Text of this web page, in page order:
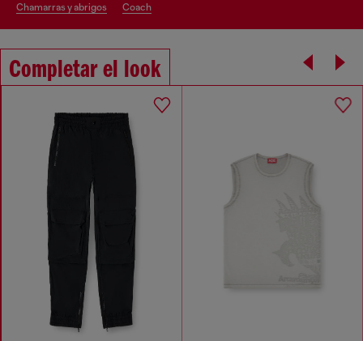
chamarras y abrigos coach
Completar el look